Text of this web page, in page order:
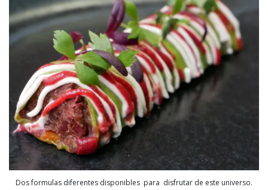
Dos formulas diferentes disponibles para disfrutar de este universo.